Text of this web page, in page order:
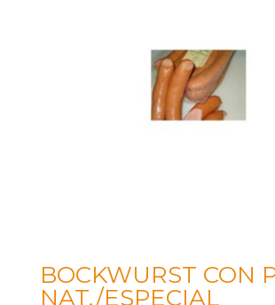
BOCKWURST CON
NAT./ESPECIAL